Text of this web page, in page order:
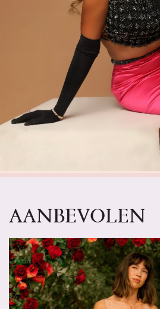
AANBEVOLEN